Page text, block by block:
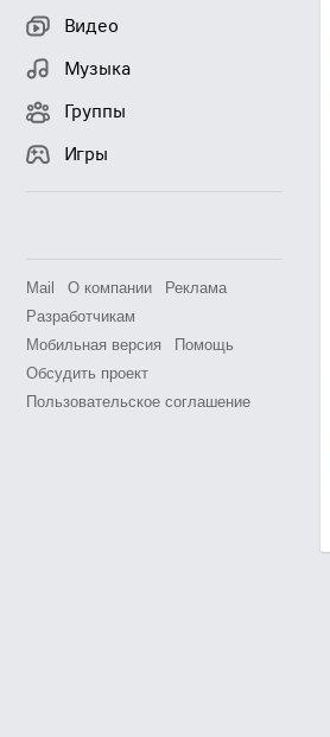
Видео
Музыка
Группы
Игры
Mail О компании
Реклама
Разработчикам
Мобильная версия
Помощь
Обсудить проект
Пользовательское соглашение